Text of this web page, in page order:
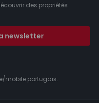
des propriétés
newsletter
mobile portugais.